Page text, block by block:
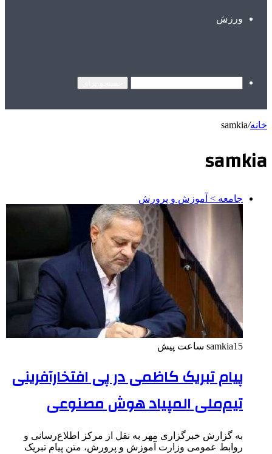
ورزش
خانه/
samkia
samkia
جامعه > آموزش و پرورش
samkia15 ساعت پیش
پیام تبریک کاظمی در پی افتخارآفرینی
تیم‌ملی المپیاد هوش مصنوعی
به گزارش خبرگزاری مهر به نقل از مرکز اطلاع‌رسانی و
روابط عمومی وزارت آموزش و پرورش، متن پیام تبریک